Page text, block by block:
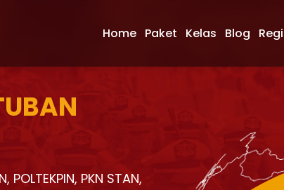
Home Paket Kelas Blog
PKN STAN,